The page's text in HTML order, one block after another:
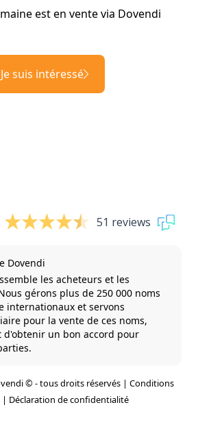
est en vente via Dovendi
Je suis intéressé
51 reviews
Dovendi
les acheteurs et les
gérons plus de 250 000 noms
internationaux et servons
pour la vente de ces noms,
d'obtenir un bon accord pour
© - tous droits réservés | Conditions
| Déclaration de confidentialité